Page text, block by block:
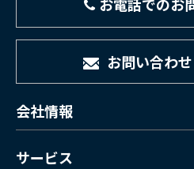
お問い合わ
会社情報
サービス